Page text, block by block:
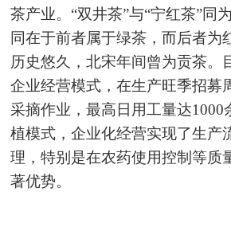
茶产业。“双井茶”与“宁红茶”同
同在于前者属于绿茶，而后者为
历史悠久，北宋年间曾为贡茶。
企业经营模式，在生产旺季招募
采摘作业，最高日用工量达1000
植模式，企业化经营实现了生产
理，特别是在农药使用控制等质
著优势。